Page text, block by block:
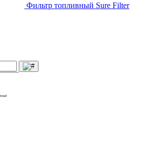
Фильтр топливный Sure Filter